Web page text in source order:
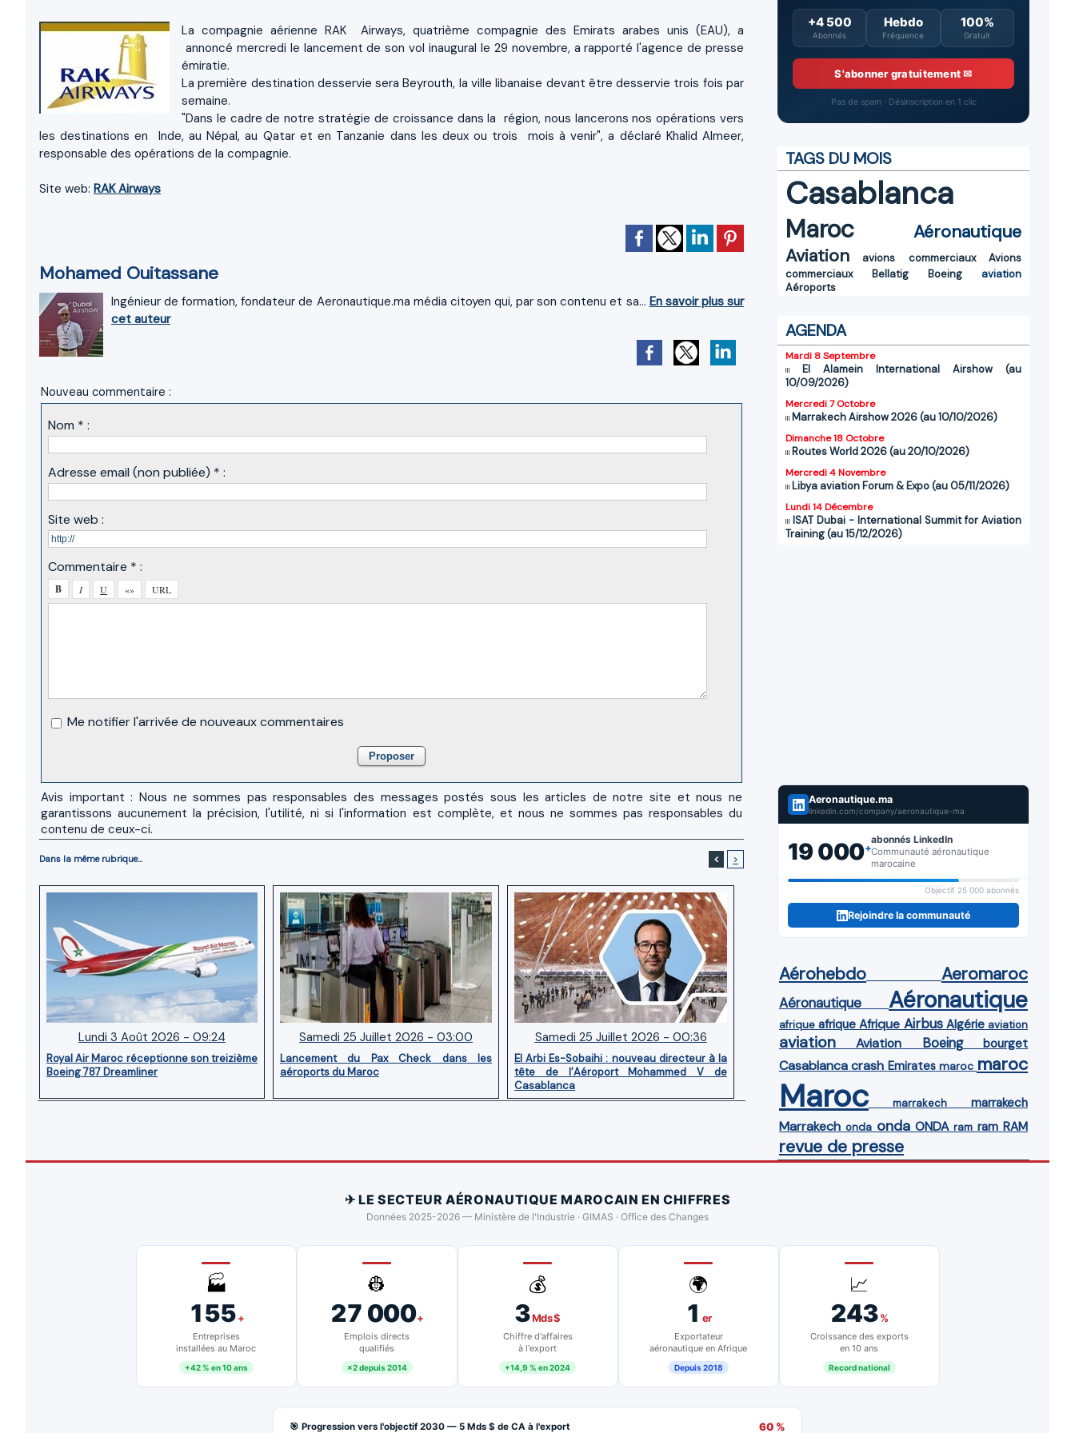
La compagnie aérienne RAK Airways, quatrième compagnie des Emirats arabes unis (EAU), a
annoncé mercredi le lancement de son vol inaugural le 29 novembre, a rapporté l'agence de presse
émiratie.
La première destination desservie sera Beyrouth, la ville libanaise devant être desservie trois fois par
semaine.
"Dans le cadre de notre stratégie de croissance dans la région, nous lancerons nos opérations vers
les destinations en Inde, au Népal, au Qatar et en Tanzanie dans les deux ou trois mois à venir", a déclaré Khalid Almeer,
responsable des opérations de la compagnie.
Site web: RAK Airways
Mohamed Ouitassane
Ingénieur de formation, fondateur de Aeronautique.ma média citoyen qui, par son contenu et sa... En savoir plus sur
cet auteur
Nouveau commentaire :
Nom * :
Adresse email (non publiée) * :
Site web :
Commentaire * :
Me notifier l'arrivée de nouveaux commentaires
Avis important : Nous ne sommes pas responsables des messages postés sous les articles de notre site et nous ne
garantissons aucunement la précision, l'utilité, ni si l'information est complète, et nous ne sommes pas responsables du
contenu de ceux-ci.
Dans la même rubrique... < >
Lundi 3 Août 2026 - 09:24
Royal Air Maroc réceptionne son treizième
Boeing 787 Dreamliner
Samedi 25 Juillet 2026 - 03:00
Lancement du Pax Check dans les
aéroports du Maroc
Samedi 25 Juillet 2026 - 00:36
El Arbi Es-Sobaihi : nouveau directeur à la
tête de l’Aéroport Mohammed V de
Casablanca
+4 500
Abonnés
Hebdo
Fréquence
100%
Gratuit
S'abonner gratuitement ✉
Pas de spam · Désinscription en 1 clic
TAGS DU MOIS
Casablanca
Maroc
Aéronautique
Aviation
avions commerciaux
Avions
commerciaux
Bellatig Boeing
aviation
Aéroports
AGENDA
Mardi 8 Septembre
El Alamein International Airshow (au
10/09/2026)
Mercredi 7 Octobre
Marrakech Airshow 2026 (au 10/10/2026)
Dimanche 18 Octobre
Routes World 2026 (au 20/10/2026)
Mercredi 4 Novembre
Libya aviation Forum & Expo (au 05/11/2026)
Lundi 14 Décembre
ISAT Dubai - International Summit for Aviation
Training (au 15/12/2026)
Aeronautique.ma
linkedin.com/company/aeronautique-ma
19 000+
abonnés LinkedIn
Communauté aéronautique
marocaine
Objectif 25 000 abonnés
Rejoindre la communauté
Aérohebdo Aeromaroc
Aéronautique Aéronautique
afrique afrique Afrique Airbus Algérie aviation
aviation Aviation Boeing bourget
Casablanca crash Emirates maroc maroc
Maroc marrakech marrakech
Marrakech onda onda ONDA ram ram RAM
revue de presse
✈ LE SECTEUR AÉRONAUTIQUE MAROCAIN EN CHIFFRES
Données 2025-2026 — Ministère de l'Industrie · GIMAS · Office des Changes
🏭
155+
Entreprises
installées au Maroc
+42 % en 10 ans
👷
27 000+
Emplois directs
qualifiés
×2 depuis 2014
💰
3Mds $
Chiffre d'affaires
à l'export
+14,9 % en 2024
🌍
1 er
Exportateur
aéronautique en Afrique
Depuis 2018
📈
243%
Croissance des exports
en 10 ans
Record national
🎯 Progression vers l'objectif 2030 — 5 Mds $ de CA à l'export 60 %